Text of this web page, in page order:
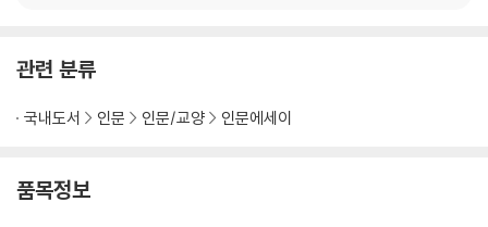
관련 분류
국내도서 인문 인문/교양 인문에세이
품목정보